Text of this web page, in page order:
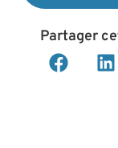
Partager